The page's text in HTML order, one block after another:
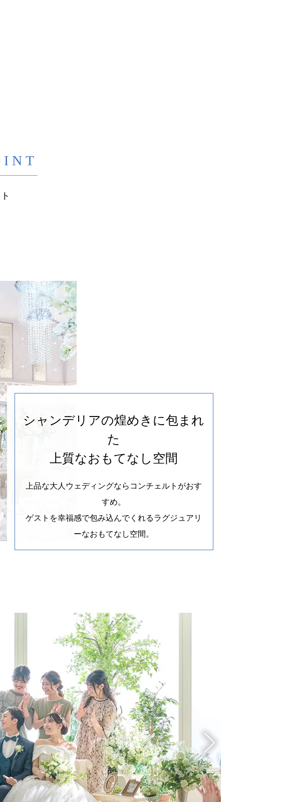
シャンデリアの煌めきに包まれ
た
上質なおもてなし空間
上品な大人ウェディングなら コンチェルトがおす
すめ。
ゲストを幸福感で包み込んでくれるラグジュアリ
ーなおもてなし空間。